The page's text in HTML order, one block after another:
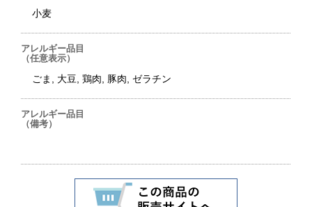
小麦
アレルギー品目
（任意表示）
ごま, 大豆, 鶏肉, 豚肉, ゼラチン
アレルギー品目
（備考）